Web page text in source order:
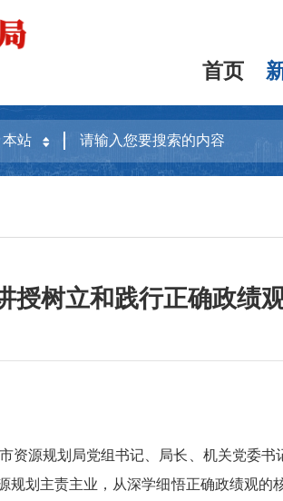
首页
授树立和践行正确政绩
源规划局党组书记、局长、机关党委书
规划主责主业，从深学细悟正确政绩观